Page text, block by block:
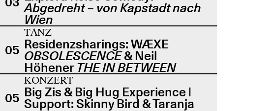
Abgedreht – von Kapstadt nach
Wien
05
TANZ
Residenzsharings: WÆXE
OBSOLESCENCE& Neil
Höhener THE IN BETWEEN
05
KONZERT
Big Zis & Big Hug Experience |
Support: Skinny Bird & Taranja